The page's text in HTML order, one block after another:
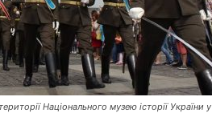
Національного музею історії України у